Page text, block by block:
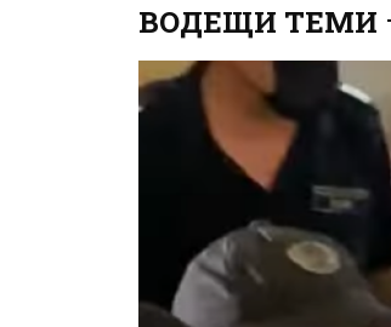
ВОДЕЩИ ТЕМИ